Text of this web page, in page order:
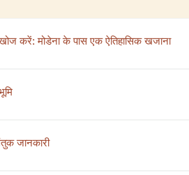
खोज करें: मोडेना के पास एक ऐतिहासिक खजाना
जानकारी